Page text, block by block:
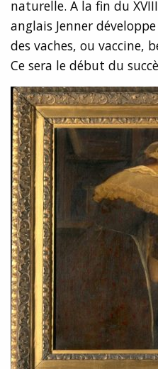
naturelle. A la fin du
anglais Jenner
des vaches, ou vaccine,
Ce sera le début du